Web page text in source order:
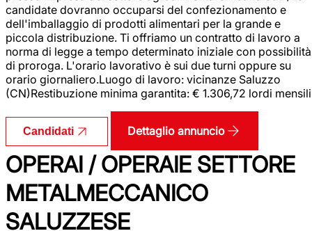
candidate dovranno occuparsi del confezionamento e
dell'imballaggio di prodotti alimentari per la grande e
piccola distribuzione. Ti offriamo un contratto di lavoro a
norma di legge a tempo determinato iniziale con possibilità
di proroga. L'orario lavorativo è sui due turni oppure su
orario giornaliero.Luogo di lavoro: vicinanze Saluzzo
(CN)Restibuzione minima garantita: € 1.306,72 lordi mensili
Candidati Dettaglio annuncio
OPERAI / OPERAIE SETTORE
METALMECCANICO
SALUZZESE